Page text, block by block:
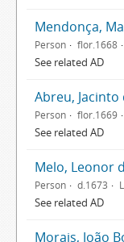
Mendonça,
Person flor.1668
See related AD
Abreu,
Person flor.1669
See related AD
Melo, Leonor
Person d.1673
See related AD
Morais, João